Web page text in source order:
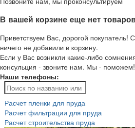
В вашей корзине еще нет
Приветствуем Вас, дорогой
ничего не добавили в корзину.
Если у Вас возникли какие-либо
консульция - звоните нам. Мы - поможем!
Наши телефоны:
Расчет пленки для пруда
Расчет фильтрации для пруда
Расчет строительства пруда